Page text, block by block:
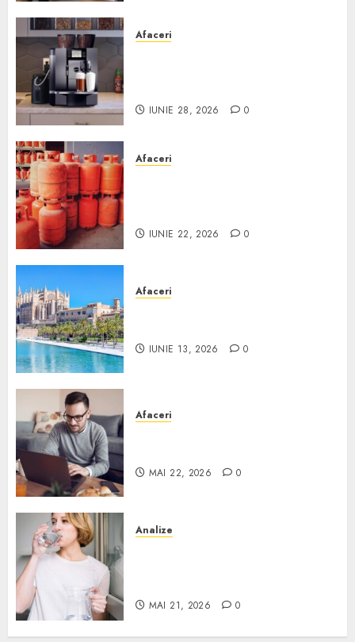
Afaceri
IUNIE 28, 2026 0
Afaceri
IUNIE 22, 2026 0
Afaceri
IUNIE 13, 2026 0
Afaceri
MAI 22, 2026 0
Analize
MAI 21, 2026 0